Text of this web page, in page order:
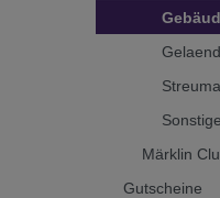
Märklin
Gutscheine